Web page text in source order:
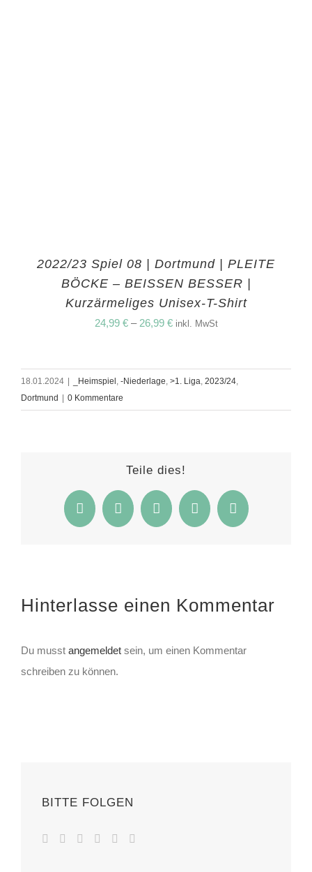
2022/23 Spiel 08 | Dortmund | PLEITE
BÖCKE – BEISSEN BESSER |
Kurzärmeliges Unisex-T-Shirt
24,99 €– 26,99 € inkl. MwSt
18.01.2024 _Heimspiel , -Niederlage, >1. Liga, 2023/24,
Dortmund
0 Kommentare
Teile dies!
FacebookTwitterReddit WhatsApp
E-
Mail
Hinterlasse einen Kommentar
Du musst angemeldet sein, um einen Kommentar
schreiben zu können.
BITTE FOLGEN